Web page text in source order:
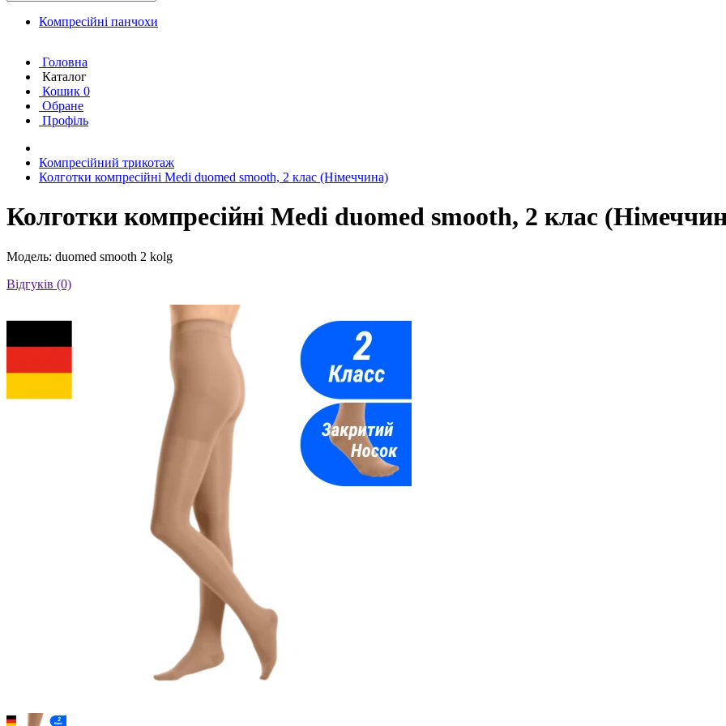
Компресійні панчохи
Головна
Каталог
Кошик 0
Обране
Профіль
Компресійний трикотаж
Колготки компресійні Medi duomed smooth, 2 клас (Німеччина)
Колготки компресійні Medi duomed smooth, 2 клас
Модель: duomed smooth 2 kolg
Відгуків (0)